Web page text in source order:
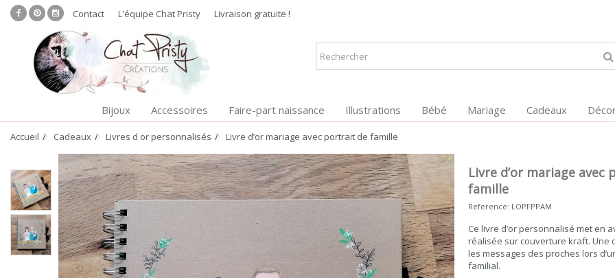
Contact L'équipe Chat Pristy Livraison gratuite !
Bijoux Accessoires Faire-part naissance Illustrations Bébé Mariage Cadeaux
Accueil Cadeaux Livres d or personnalisés Livre d’or mariage avec portrait de famille
Livre d’or mariage
famille
Reference: LOPFPPAM
Ce livre d’or personnalisé met en
réalisée sur couverture kraft. Une
les messages des proches lors
familial.